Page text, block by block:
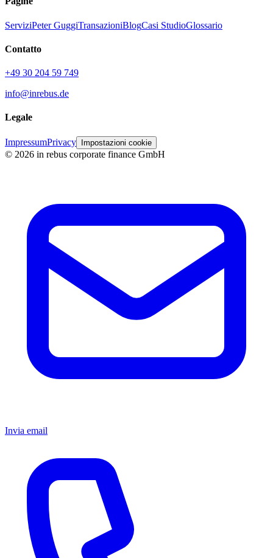
ServiziPeter GuggiTransazioniBlogCasi StudioGlossario
Contatto
+49 30 204 59 749
info@inrebus.de
Legale
ImpressumPrivacy Impostazioni cookie
© 2026 in rebus corporate finance GmbH
Invia email